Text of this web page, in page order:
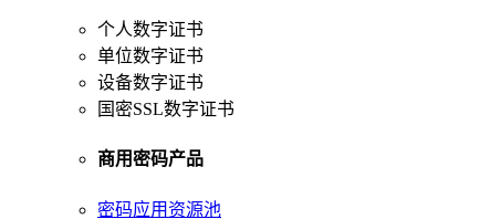
个人数字证书
单位数字证书
设备数字证书
国密SSL数字证书
商用密码产品
密码应用资源池